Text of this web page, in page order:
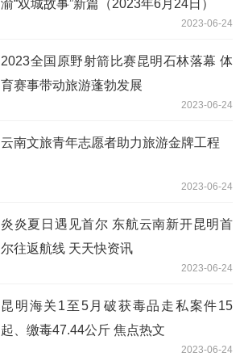
渝“双城故事”新篇（2023年6月24日）
2023-06-24
2023全国原野射箭比赛昆明石林落幕 体
育赛事带动旅游蓬勃发展
2023-06-24
云南文旅青年志愿者助力旅游金牌工程
2023-06-24
炎炎夏日遇见首尔 东航云南新开昆明首
尔往返航线 天天快资讯
2023-06-24
昆明海关1至5月破获毒品走私案件15
起、缴毒47.44公斤 焦点热文
2023-06-24